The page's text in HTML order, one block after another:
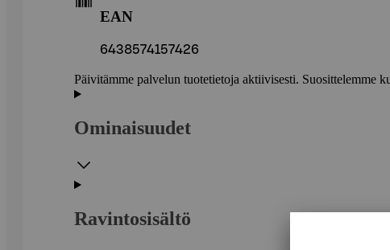
EAN
6438574157426
Päivitämme palvelun tuotetietoja aktiivisesti. Suosittelemme
Ominaisuudet
Ravintosisältö